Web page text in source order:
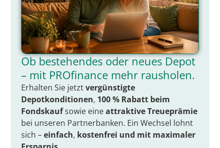
Ob bestehendes oder neues Depot
– mit PROfinance mehr rausholen.
Erhalten Sie jetztvergünstigte
Depotkonditionen, 100 % Rabatt beim
Fondskaufsowie eineattraktive Treueprämie
bei unseren Partnerbanken. Ein Wechsel lohnt
sich –einfach, kostenfrei und mit maximaler